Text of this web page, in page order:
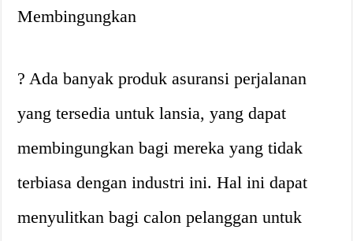
Membingungkan
? Ada banyak produk asuransi perjalanan
yang tersedia untuk lansia, yang dapat
membingungkan bagi mereka yang tidak
terbiasa dengan industri ini. Hal ini dapat
menyulitkan bagi calon pelanggan untuk